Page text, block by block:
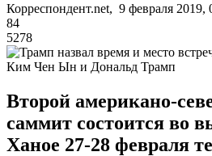
Корреспондент.net, 9 февраля 2019,
84
5278
Ким Чен Ын и Дональд Трамп
Второй американо-
саммит состоится во
Ханое 27-28 февраля